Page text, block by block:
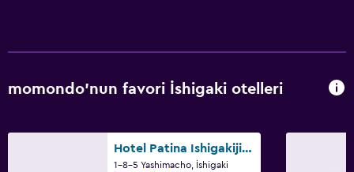
momondo'nun favori İshigaki otelleri
Hotel Patina Ishigakijima
1-8-5 Yashimacho, İshigaki